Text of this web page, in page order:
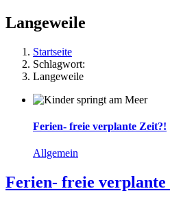
Langeweile
Startseite
Schlagwort:
Langeweile
Ferien- freie verplante Zeit?!
Allgemein
Ferien- freie verplante